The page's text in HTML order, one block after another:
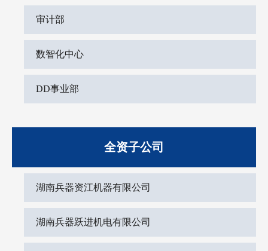
审计部
数智化中心
DD事业部
全资子公司
湖南兵器资江机器有限公司
湖南兵器跃进机电有限公司